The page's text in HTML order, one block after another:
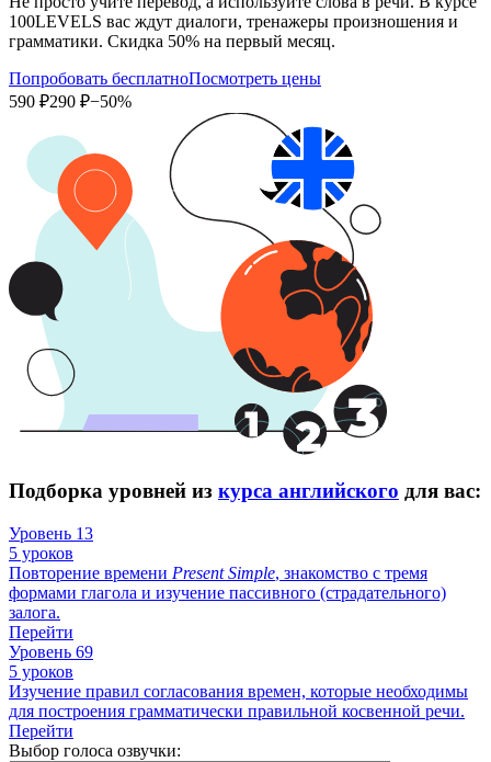
100LEVELS вас ждут диалоги, тренажеры произношения и
грамматики. Скидка 50% на первый месяц.
Попробовать бесплатноПосмотреть цены
590 ₽290 ₽−50%
Подборка уровней из курса английского для вас:
Уровень 13
5 уроков
Повторение времени Present Simple, знакомство с тремя
формами глагола и изучение пассивного (страдательного)
залога.
Перейти
Уровень 69
5 уроков
Изучение правил согласования времен, которые необходимы
для построения грамматически правильной косвенной речи.
Перейти
Выбор голоса озвучки: